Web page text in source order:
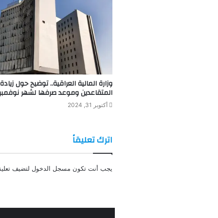
وزارة المالية العراقية.. توضيح حول
المتقاعدين وموعد صرفها لشهر نوفمبر
أكتوبر 31, 2024
اترك تعليقاً
يجب أنت تكون مسجل الدخول لتضيف